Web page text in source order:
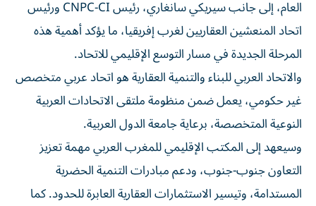
العام، إلى جانب سيريكي سانغاري، رئيس CNPC-CI ورئيس
اتحاد المنعشين العقاريين لغرب إفريقيا، ما يؤكد أهمية هذه
المرحلة الجديدة في مسار التوسع الإقليمي للاتحاد.
والاتحاد العربي للبناء والتنمية العقارية هو اتحاد عربي متخصص
غير حكومي، يعمل ضمن منظومة ملتقى الاتحادات العربية
النوعية المتخصصة، برعاية جامعة الدول العربية.
وسيعهد إلى المكتب الإقليمي للمغرب العربي مهمة تعزيز
التعاون جنوب-جنوب، ودعم مبادرات التنمية الحضرية
المستدامة، وتيسير الاستثمارات العقارية العابرة للحدود. كما